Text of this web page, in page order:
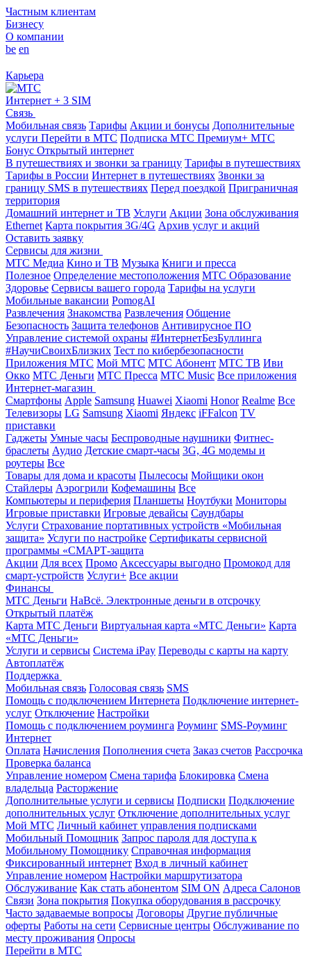
Частным клиентам
Бизнесу
О компании
be en
Карьера
Интернет + 3 SIM
Связь
Мобильная связь Тарифы Акции и бонусы Дополнительные
услуги Перейти в МТС Подписка МТС Премиум+ МТС
Бонус Открытый интернет
В путешествиях и звонки за границу Тарифы в путешествиях
Тарифы в России Интернет в путешествиях Звонки за
границу SMS в путешествиях Перед поездкой Приграничная
территория
Домашний интернет и ТВ Услуги Акции Зона обслуживания
Ethernet Карта покрытия 3G/4G Архив услуг и акций
Оставить заявку
Сервисы для жизни
МТС Медиа Кино и ТВ Музыка Книги и пресса
Полезное Определение местоположения МТС Образование
Здоровье Сервисы вашего города Тарифы на услуги
Мобильные вакансии PomogAI
Развлечения Знакомства Развлечения Общение
Безопасность Защита телефонов Антивирусное ПО
Управление системой охраны #ИнтернетБезБуллинга
#НаучиСвоихБлизких Тест по кибербезопасности
Приложения МТС Мой МТС МТС Абонент МТС ТВ Иви
Окко МТС Деньги МТС Пресса МТС Music Все приложения
Интернет-магазин
Смартфоны Apple Samsung Huawei Xiaomi Honor Realme Все
Телевизоры LG Samsung Xiaomi Яндекс iFFalcon TV
приставки
Гаджеты Умные часы Беспроводные наушники Фитнес-
браслеты Аудио Детские смарт-часы 3G, 4G модемы и
роутеры Все
Товары для дома и красоты Пылесосы Мойщики окон
Стайлеры Аэрогрили Кофемашины Все
Компьютеры и периферия Планшеты Ноутбуки Мониторы
Игровые приставки Игровые девайсы Саундбары
Услуги Страхование портативных устройств «Мобильная
защита» Услуги по настройке Сертификаты сервисной
программы «СМАРТ-защита
Акции Для всех Промо Аксессуары выгодно Промокод для
смарт-устройств Услуги+ Все акции
Финансы
МТС Деньги НаВсё. Электронные деньги в отсрочку
Открытый платёж
Карта МТС Деньги Виртуальная карта «МТС Деньги» Карта
«МТС Деньги»
Услуги и сервисы Система iPay Переводы с карты на карту
Автоплатёж
Поддержка
Мобильная связь Голосовая связь SMS
Помощь с подключением Интернета Подключение интернет-
услуг Отключение Настройки
Помощь с подключением роуминга Роуминг SMS-Роуминг
Интернет
Оплата Начисления Пополнения счета Заказ счетов Рассрочка
Проверка баланса
Управление номером Смена тарифа Блокировка Смена
владельца Расторжение
Дополнительные услуги и сервисы Подписки Подключение
дополнительных услуг Отключение дополнительных услуг
Мой МТС Личный кабинет управления подписками
Мобильный Помощник Запрос пароля для доступа к
Мобильному Помощнику Справочная информация
Фиксированный интернет Вход в личный кабинет
Управление номером Настройки маршрутизатора
Обслуживание Как стать абонентом SIM ON Адреса Салонов
Связи Зона покрытия Покупка оборудования в рассрочку
Часто задаваемые вопросы Договоры Другие публичные
оферты Работы на сети Сервисные центры Обслуживание по
месту проживания Опросы
Перейти в МТС